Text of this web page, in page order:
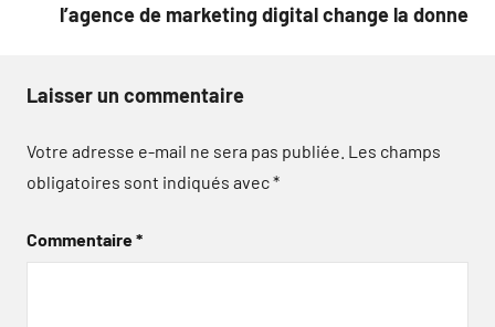
l’agence de marketing digital change la donne
Laisser un commentaire
Votre adresse e-mail ne sera pas publiée. Les champs
obligatoires sont indiqués avec*
Commentaire*